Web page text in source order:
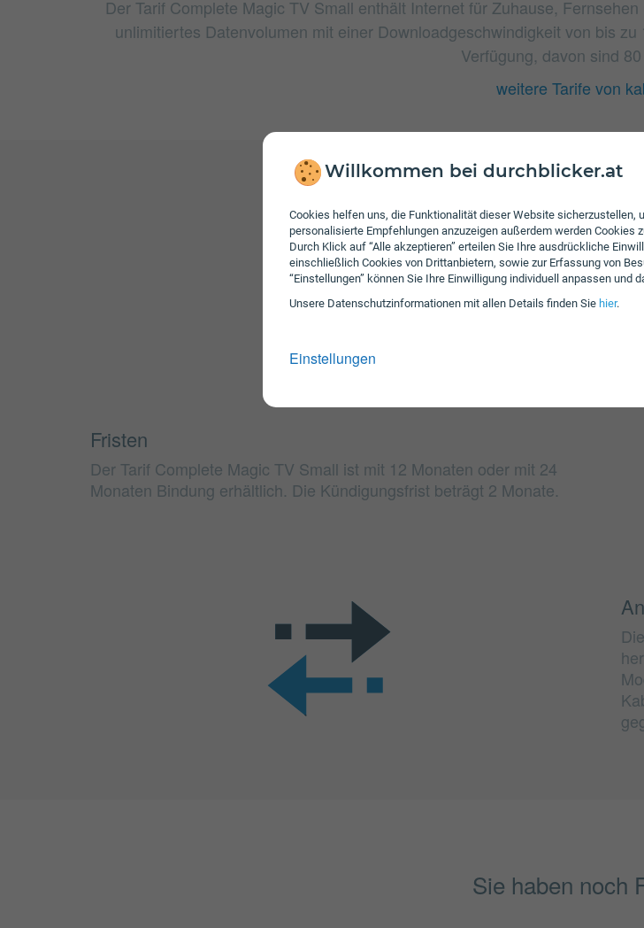
Willkommen bei durchblicker.at
Cookies helfen uns, die Funktionalität dieser Website sicherzustellen,
personalisierte Empfehlungen anzuzeigen außerdem werden Cookies
Durch Klick auf “Alle akzeptieren” erteilen Sie Ihre ausdrückliche
einschließlich Cookies von Drittanbietern, sowie zur Erfassung von
“Einstellungen” können Sie Ihre Einwilligung individuell anpassen und
Unsere Daten­schutz­informationen mit allen Details finden Sie hier.
Einstellungen
Der Tarif Complete Magic TV Small enthält Internet für Zuhause,
unlimitiertes Datenvolumen mit einer Downloadgeschwindigkeit von bis
Verfügung, davon sind
weitere Tarife von
Fristen
Der Tarif Complete Magic TV Small ist mit 12 Monaten oder mit 24
Monaten Bindung erhältlich. Die Kündigungsfrist beträgt 2 Monate.
Sie haben noch